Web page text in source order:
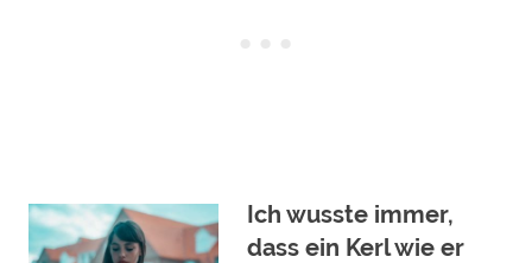
Ich wusste immer,
dass ein Kerl wie er